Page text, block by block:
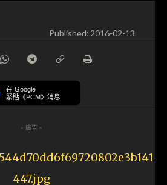
Published:2016-02-13
在 Google
緊貼《PCM》消息
- 廣告 -